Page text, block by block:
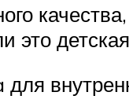
это детская